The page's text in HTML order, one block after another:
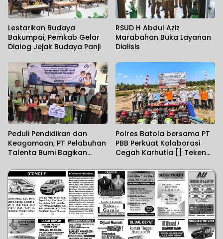
Lestarikan Budaya
Bakumpai, Pemkab Gelar
Dialog Jejak Budaya Panji
RSUD H Abdul Aziz
Marabahan Buka Layanan
Dialisis
Peduli Pendidikan dan
Keagamaan, PT Pelabuhan
Talenta Bumi Bagikan
dan Beasiswa Sekolah
Polres Batola bersama PT
PBB Perkuat Kolaborasi
Cegah Karhutla [] Teken